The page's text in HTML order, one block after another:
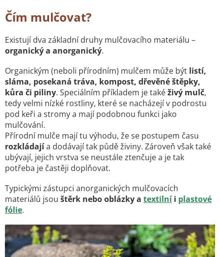
Čím mulčovat?
Existují dva základní druhy mulčovacího materiálu –
organický a anorganický.
Organickým (neboli přírodním) mulčem může být listí,
sláma, posekaná tráva, kompost, dřevěné štěpky,
kůra či piliny. Speciálním příkladem je takéživý mulč,
tedy velmi nízké rostliny, které se nacházejí v podrostu
pod keři a stromy a mají podobnou funkci jako
mulčování.
Přírodní mulče mají tu výhodu, že se postupem času
rozkládajía dodávají tak půdě živiny. Zároveň však také
ubývají, jejich vrstva se neustále ztenčuje a je tak
potřeba je častěji doplňovat.
Typickými zástupci anorganických mulčovacích
materiálů jsou štěrk nebo oblázky a textilníi plastové
fólie.